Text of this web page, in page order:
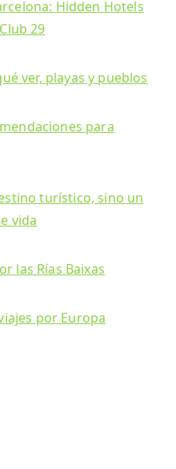
Hidden Hotels
29
ver, playas y pueblos
para
turístico, sino un
vida
las Rías Baixas
por Europa